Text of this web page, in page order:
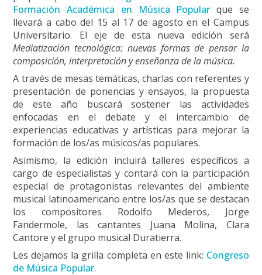
Formación Académica en Música Popular que se
llevará a cabo del 15 al 17 de agosto en el Campus
Universitario. El eje de esta nueva edición será
Mediatización tecnológica: nuevas formas de pensar la
composición, interpretación y enseñanza de la música.
A través de mesas temáticas, charlas con referentes y
presentación de ponencias y ensayos, la propuesta
de este año buscará sostener las actividades
enfocadas en el debate y el intercambio de
experiencias educativas y artísticas para mejorar la
formación de los/as músicos/as populares.
Asimismo, la edición incluirá talleres específicos a
cargo de especialistas y contará con la participación
especial de protagonistas relevantes del ambiente
musical latinoamericano entre los/as que se destacan
los compositores Rodolfo Mederos, Jorge
Fandermole, las cantantes Juana Molina, Clara
Cantore y el grupo musical Duratierra.
Les dejamos la grilla completa en este link: Congreso
de Música Popular.